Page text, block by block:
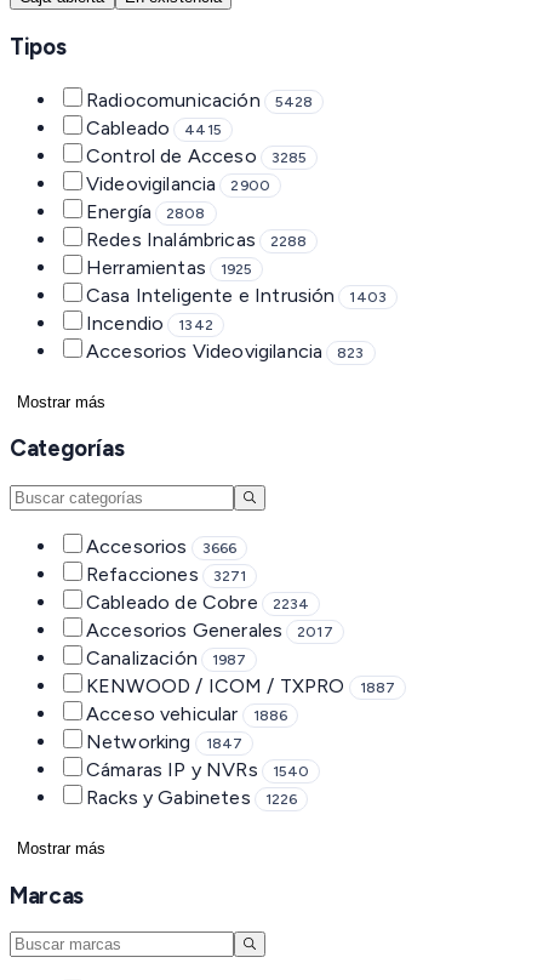
Tipos
Radiocomunicación 5428
Cableado 4415
Control de Acceso 3285
Videovigilancia 2900
Energía 2808
Redes Inalámbricas 2288
Herramientas 1925
Casa Inteligente e Intrusión 1403
Incendio 1342
Accesorios Videovigilancia 823
Mostrar más
Categorías
Accesorios 3666
Refacciones 3271
Cableado de Cobre 2234
Accesorios Generales 2017
Canalización 1987
KENWOOD / ICOM / TXPRO 1887
Acceso vehicular 1886
Networking 1847
Cámaras IP y NVRs 1540
Racks y Gabinetes 1226
Mostrar más
Marcas